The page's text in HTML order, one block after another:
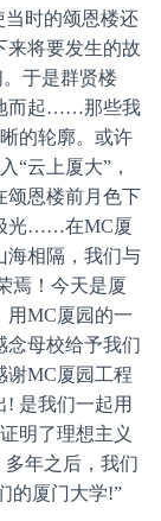
当时的颂恩楼还
来将要发生的故
于是群贤楼
而起……那些我
的轮廓。或许
“云上厦大”，
颂恩楼前月色下
光……在MC厦
海相隔，我们与
焉！今天是厦
用MC厦园的一
念母校给予我们
谢MC厦园工程
是我们一起用
明了理想主义
多年之后，我们
的厦门大学!”